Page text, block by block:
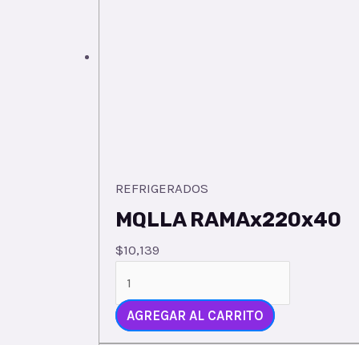
REFRIGERADOS
MQLLA RAMAx220x40
$10,139
RAMAx220x40
quantity
AGREGAR AL CARRITO